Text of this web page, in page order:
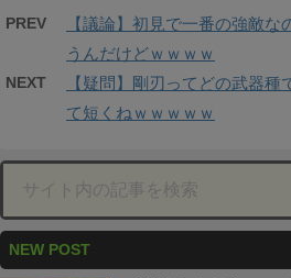
PREV
【議論】初見で一番の強敵
うんだけどｗｗｗｗ
NEXT
【疑問】剛刃ってどの武器
て短くねｗｗｗｗｗ
NEW POST